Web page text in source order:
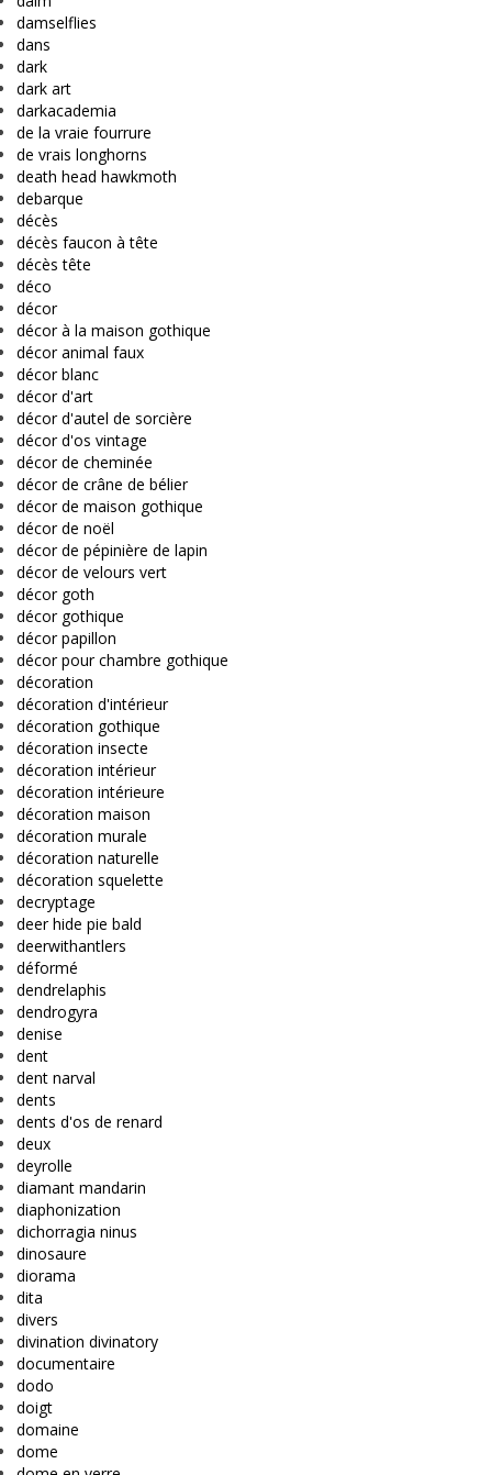
damselflies
dans
dark
dark art
darkacademia
de la vraie fourrure
de vrais longhorns
death head hawkmoth
debarque
décès
décès faucon à tête
décès tête
déco
décor
décor à la maison gothique
décor animal faux
décor blanc
décor d'art
décor d'autel de sorcière
décor d'os vintage
décor de cheminée
décor de crâne de bélier
décor de maison gothique
décor de noël
décor de pépinière de lapin
décor de velours vert
décor goth
décor gothique
décor papillon
décor pour chambre gothique
décoration
décoration d'intérieur
décoration gothique
décoration insecte
décoration intérieur
décoration intérieure
décoration maison
décoration murale
décoration naturelle
décoration squelette
decryptage
deer hide pie bald
deerwithantlers
déformé
dendrelaphis
dendrogyra
denise
dent
dent narval
dents
dents d'os de renard
deux
deyrolle
diamant mandarin
diaphonization
dichorragia ninus
dinosaure
diorama
dita
divers
divination divinatory
documentaire
dodo
doigt
domaine
dome